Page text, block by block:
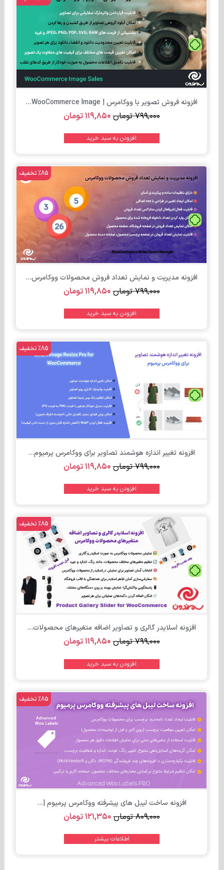
تومان
افزونه فروش تصویر با ووکامرس | WooCommerce Image...
۷۹۹,۰۰۰ تومان۱۱۹,۸۵۰تومان
افزودن به سبد خرید
تومان
%85 تخفیف
افزونه مدیریت و نمایش تعداد فروش محصولات ووکامرس...
۷۹۹,۰۰۰ تومان۱۱۹,۸۵۰تومان
افزودن به سبد خرید
تومان
%85 تخفیف
افزونه تغییر اندازه هوشمند تصاویر برای ووکامرس پرمیوم...
۷۹۹,۰۰۰ تومان۱۱۹,۸۵۰تومان
افزودن به سبد خرید
تومان
%85 تخفیف
افزونه اسلایدر گالری و تصاویر اضافه متغیرهای محصولات...
۷۹۹,۰۰۰ تومان۱۱۹,۸۵۰تومان
افزودن به سبد خرید
%85 تخفیف
افزونه ساخت لیبل های پیشرفته ووکامرس پرمیوم |...
۸۰۹,۰۰۰ تومان۱۲۱,۳۵۰تومان
اطلاعات بیشتر